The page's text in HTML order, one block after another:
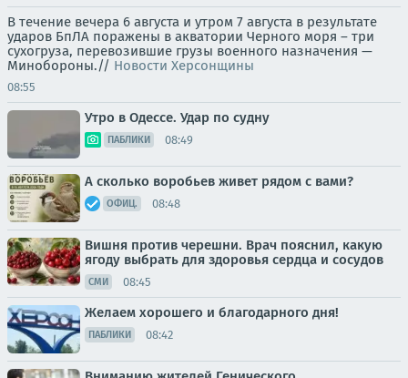
В течение вечера 6 августа и утром 7 августа в результате
ударов БпЛА поражены в акватории Черного моря – три
сухогруза, перевозившие грузы военного назначения —
Минобороны.// Новости Херсонщины
08:55
Утро в Одессе. Удар по судну
ПАБЛИКИ 08:49
А сколько воробьев живет рядом с вами?
ОФИЦ. 08:48
Вишня против черешни. Врач пояснил, какую
ягоду выбрать для здоровья сердца и сосудов
СМИ 08:45
Желаем хорошего и благодарного дня!
ПАБЛИКИ 08:42